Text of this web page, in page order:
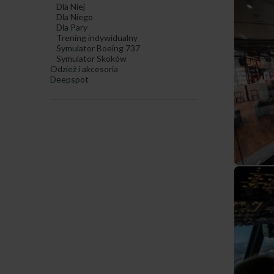
Dla Niej
Dla Niego
Dla Pary
Trening indywidualny
Symulator Boeing 737
Symulator Skoków
Odzież i akcesoria
Deepspot